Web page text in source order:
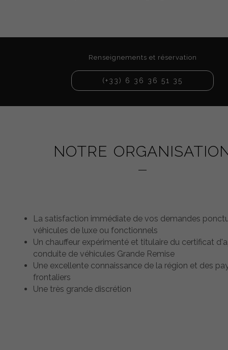
Renseignements et réservation
(+33) 6 36 36 51 35
NOTRE
La satisfaction immédiate de vos demandes
véhicules de luxe ou fonctionnels
Un chauffeur expérimenté et titulaire du certificat
conduite de véhicules Grande Remise
Une excellente connaissance de la région et des
frontaliers
Une très grande discrétion